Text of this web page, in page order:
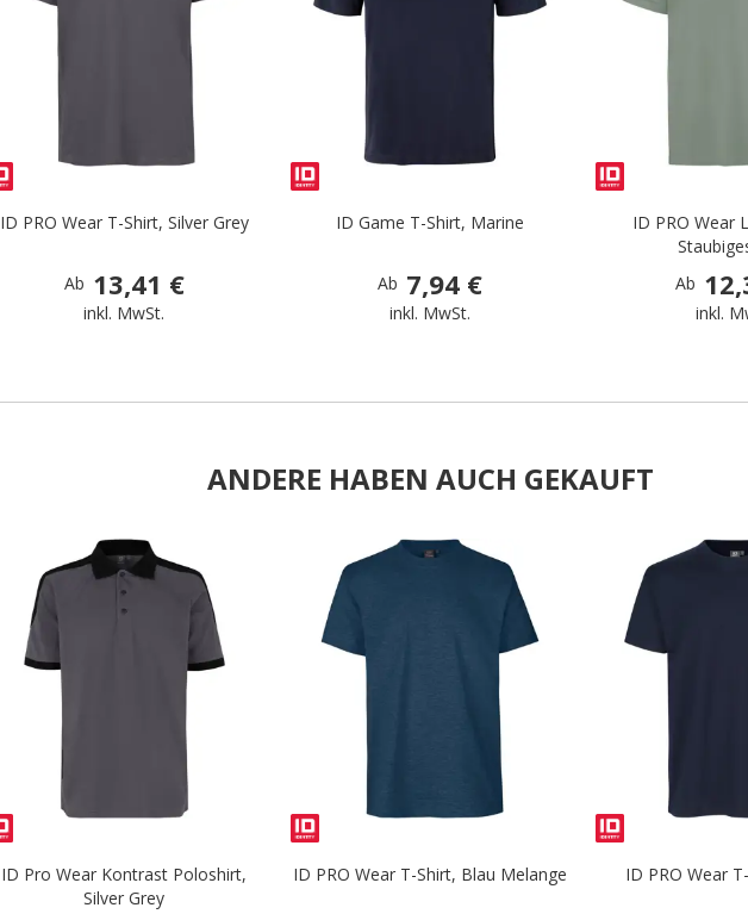
ID PRO Wear T-Shirt, Silver Grey
Ab 13,41 €
inkl. MwSt.
ID Game T-Shirt, Marine
Ab 7,94 €
inkl. MwSt.
ID PRO Wear
Ab
inkl.
ANDERE HABEN AUCH GEKAUFT
ID Pro Wear Kontrast Poloshirt,
Silver Grey
ID PRO Wear T-Shirt, Blau Melange ID PRO Wear